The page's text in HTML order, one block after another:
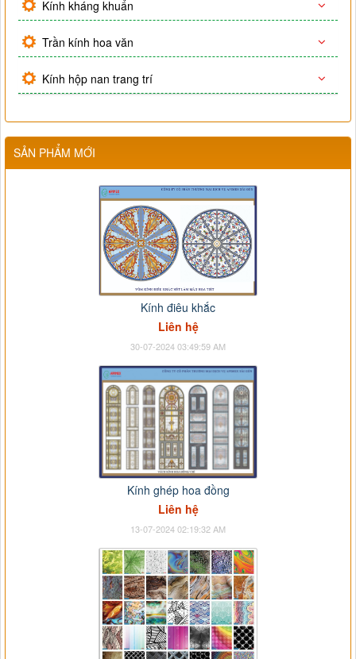
Kính kháng khuẩn
Trần kính hoa văn
Kính hộp nan trang trí
SẢN PHẨM MỚI
Kính điêu khắc
Liên hệ
30-07-2024 03:49:59 AM
Kính ghép hoa đồng
Liên hệ
13-07-2024 02:19:32 AM